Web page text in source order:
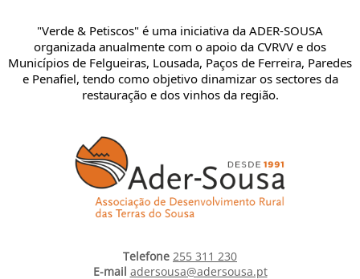
"Verde & Petiscos" é uma iniciativa da ADER-SOUSA
organizada anualmente com o apoio da CVRVV e dos
Municípios de Felgueiras, Lousada, Paços de Ferreira, Paredes
e Penafiel, tendo como objetivo dinamizar os sectores da
restauração e dos vinhos da região.
Telefone 255 311 230
E-mail adersousa@adersousa.pt